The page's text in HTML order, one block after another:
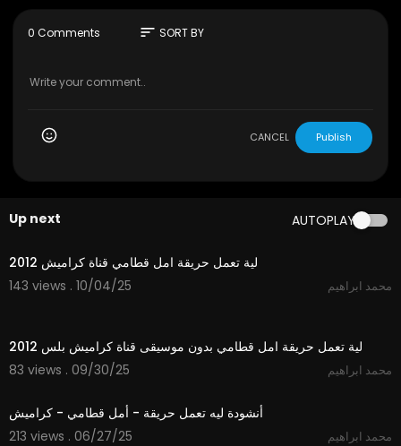
0 Comments sort SORT BY
CANCEL Publish
Up next AUTOPLAY
3:20
لية تعمل حريقة امل قطامي قناة كراميش 2012
143 views . 10/04/25
محمد ابراهيم
لية تعمل حريقة امل قطامي بدون موسيقى قناة كراميش بلس 2012
83 views . 09/30/25
محمد ابراهيم
أنشودة ليه تعمل حريقة - أمل قطامي - كراميش
213 views . 06/27/25
محمد ابراهيم